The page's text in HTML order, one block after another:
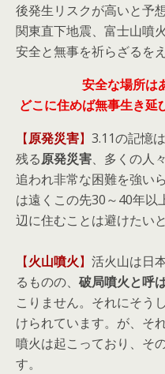
後発生リスクが高いと予
関東直下地震、富士山噴
安全と無事を祈らざるをえ
安全な場所は
どこに住めば無事生き延
【原発災害】 3.11の記憶
残る原発災害、多くの人
追われ非常な困難を強い
は遠くこの先30～40年以
辺に住むことは避けたい
【火山噴火】 活火山は日
るものの、 破局噴火と呼
こりません。それにそう
けられています。が、そ
噴火は起こっており、そ
す。